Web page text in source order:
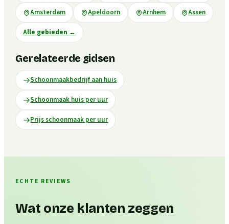
Amsterdam Apeldoorn Arnhem Assen
Alle gebieden →
Gerelateerde gidsen
Schoonmaakbedrijf aan huis
Schoonmaak huis per uur
Prijs schoonmaak per uur
ECHTE REVIEWS
Wat onze klanten zeggen